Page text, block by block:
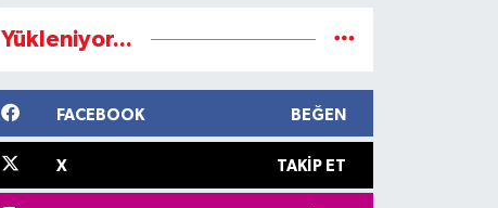
Yükleniyor...
FACEBOOK BEĞEN
X TAKIP ET